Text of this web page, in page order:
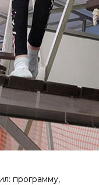
программу,